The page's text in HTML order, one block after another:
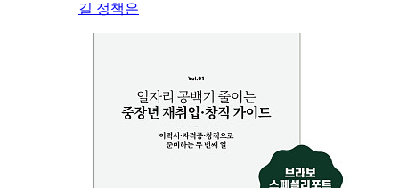
길 정책은